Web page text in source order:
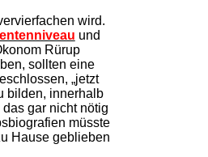
wird.
und
Rürup
sollten eine
„jetzt
bilden, innerhalb
gar nicht nötig
müsste
Hause geblieben